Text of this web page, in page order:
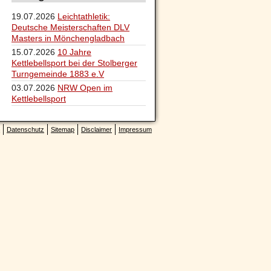
19.07.2026 Leichtathletik:
Deutsche Meisterschaften DLV
Masters in Mönchengladbach
15.07.2026 10 Jahre
Kettlebellsport bei der Stolberger
Turngemeinde 1883 e.V
03.07.2026 NRW Open im
Kettlebellsport
Impressum
Disclaimer
Sitemap
Datenschutz